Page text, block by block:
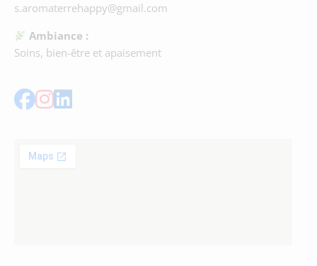
s.aromaterrehappy@gmail.com
Ambiance :
Soins, bien-être et apaisement